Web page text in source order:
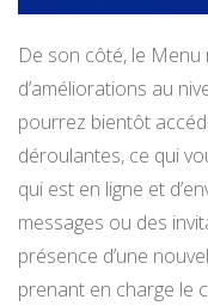
De son côté, le
d’améliorations au
pourrez bientôt
déroulantes, ce qui
qui est en ligne et
messages ou des
présence d’une
prenant en charge le